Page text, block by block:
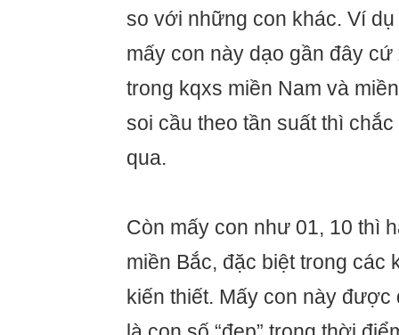
so với những con khác. Ví
mấy con này dạo gần đây
trong kqxs miền Nam và
soi cầu theo tần suất thì
qua.
Còn mấy con như 01, 10 thì
miền Bắc, đặc biệt trong các
kiến thiết. Mấy con này